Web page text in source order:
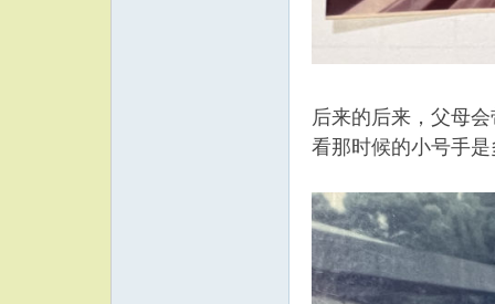
后来的后来，父母
看那时候的小号手